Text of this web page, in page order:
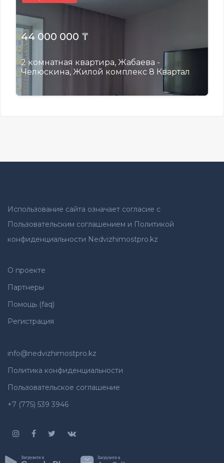
44 000 000 ₸
2 комнатная квартира, Жабаева -
Челюскина, Жилой комплекс 8 Квартал
Использование сайта означает согласие с
Пользовательским соглашением и Политикой
конфиденциальности Nedvizhimostpro.kz
О проекте
Партнеры
Помощь (faq)
Регистрация
info@nedvizhimostpro.kz
Политика конфиденциальности
Пользовательское соглашение
+7 (775) 539 3946